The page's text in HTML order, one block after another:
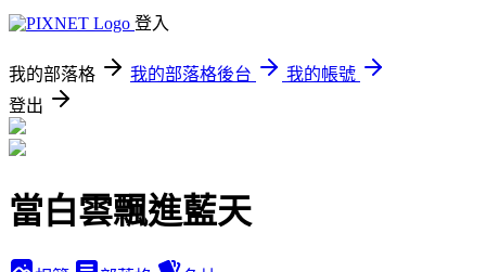
登入
我的部落格 我的部落格後台
我的帳號
登出
當白雲飄進藍天